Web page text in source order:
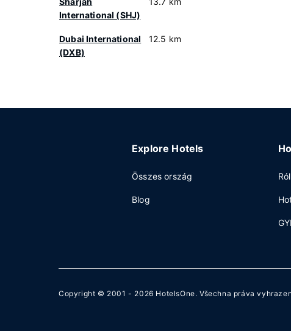
International (SHJ)
Dubai International
(DXB)
12.5 km
Explore Hotels
Összes ország
Blog
Copyright © 2001 - 2026 HotelsOne. Všechna práva